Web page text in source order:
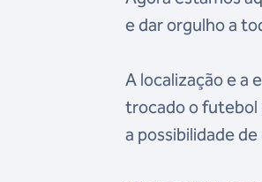
e dar orgulho a
A localização e a
trocado o futebol
a possibilidade